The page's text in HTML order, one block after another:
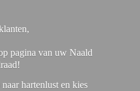
pagina van uw Naald
hartenlust en kies